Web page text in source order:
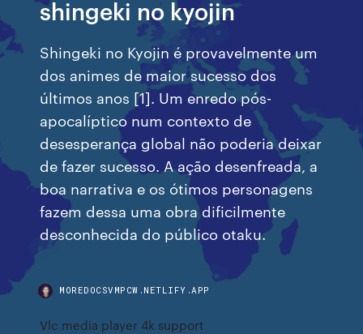
shingeki no kyojin
Shingeki no Kyojin é provavelmente um
dos animes de maior sucesso dos
últimos anos [1]. Um enredo pós-
apocalíptico num contexto de
desesperança global não poderia deixar
de fazer sucesso. A ação desenfreada, a
boa narrativa e os ótimos personagens
fazem dessa uma obra dificilmente
desconhecida do público otaku.
MOREDOCSVMPCW.NETLIFY.APP
Vlc media player 4k support